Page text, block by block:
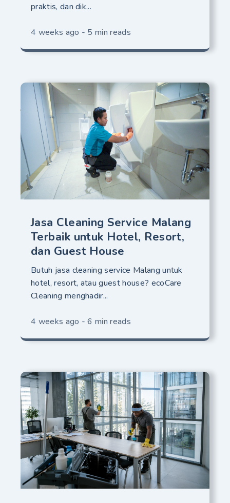
praktis, dan dik...
4 weeks ago - 5 min reads
Jasa Cleaning Service Malang
Terbaik untuk Hotel, Resort,
dan Guest House
Butuh jasa cleaning service Malang untuk
hotel, resort, atau guest house? ecoCare
Cleaning menghadir...
4 weeks ago - 6 min reads